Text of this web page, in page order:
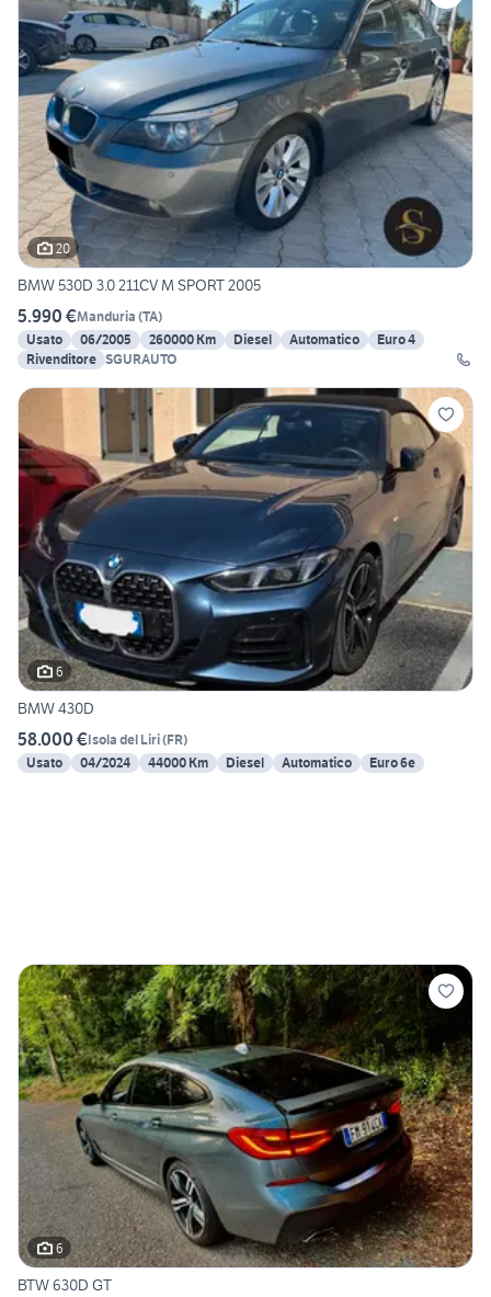
20
BMW 530D 3.0 211CV M SPORT 2005
5.990 €Manduria (TA)
Usato
06/2005 260000 Km Diesel Automatico
Euro 4
Rivenditore SGURAUTO
6
BMW 430D
58.000 €Isola del Liri(FR)
Usato
04/2024 44000 Km Diesel Automatico Euro 6e
6
BTW 630D GT